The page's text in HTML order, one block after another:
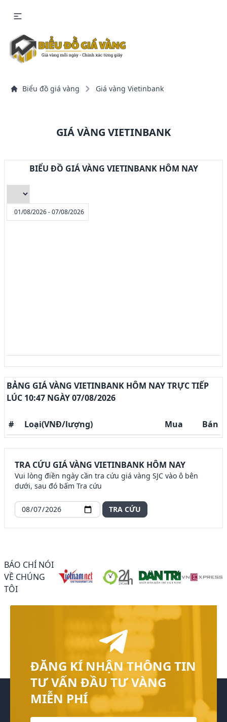
Biểu đồ giá vàng Giá vàng Vietinbank
GIÁ VÀNG VIETINBANK
BẢNG GIÁ VÀNG VIETINBANK HÔM NAY TRỰC TIẾP
LÚC 10:47 NGÀY 07/08/2026
# Loại(VNĐ/lượng) Mua Bán
TRA CỨU GIÁ VÀNG VIETINBANK HÔM NAY
Vui lòng điền ngày cần tra cứu giá vàng SJC vào ô bên
dưới, sau đó bấm Tra cứu
TRA CỨU
BIỂU ĐỒ GIÁ VÀNG VIETINBANK HÔM NAY
01/08/2026 - 07/08/2026
BÁO CHÍ NÓI
VỀ CHÚNG
TÔI
ĐĂNG KÍ NHẬN THÔNG TIN
TƯ VẤN ĐẦU TƯ VÀNG
MIỄN PHÍ